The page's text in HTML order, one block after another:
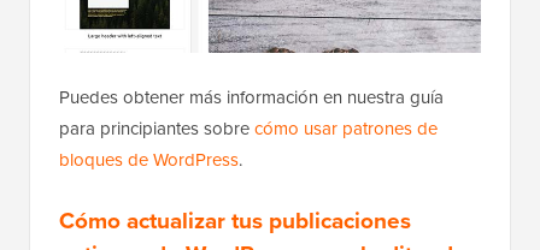
Puedes obtener más información en nuestra guía
para principiantes sobrecómo usar patrones de
bloques de WordPress.
Cómo actualizar tus publicaciones